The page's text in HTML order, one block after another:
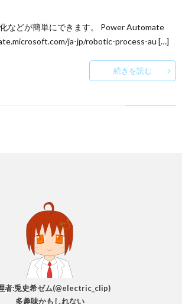
などが簡単にできます。 Power Automate
ja-jp/robotic-process-au […]
続きを読む
者:兎史希ゼム(@electric_clip)
多趣味かもしれない